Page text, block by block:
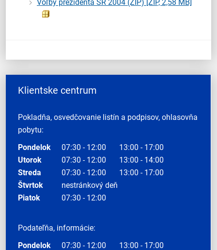
Voľby prezidenta SR 2004 (ZIP) [ZIP, 2,58 MB]
Klientske centrum
Pokladňa, osvedčovanie listín a podpisov, ohlasovňa
pobytu:
Pondelok
07:30 - 12:00
13:00 - 17:00
Utorok
07:30 - 12:00
13:00 - 14:00
Streda
07:30 - 12:00
13:00 - 17:00
Štvrtok
nestránkový deň
Piatok
07:30 - 12:00
Podateľňa, informácie:
Pondelok
07:30 - 12:00
13:00 - 17:00